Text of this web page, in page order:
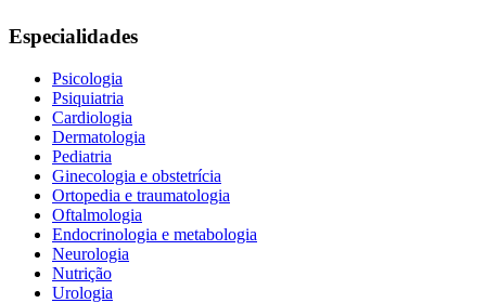
Especialidades
Psicologia
Psiquiatria
Cardiologia
Dermatologia
Pediatria
Ginecologia e obstetrícia
Ortopedia e traumatologia
Oftalmologia
Endocrinologia e metabologia
Neurologia
Nutrição
Urologia